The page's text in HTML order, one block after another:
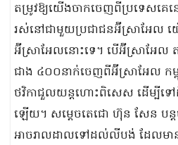
តម្រូវឱ្យយើងចាកចេញពីប្រទេសគេ
រស់នៅជាមួយប្រជាជនអ៊ីស្រាអែល
អ៊ីស្រាអែលនោះទេ។ បើអ៊ីស្រាអែល
ជាង ៤០០នាក់ចេញពីអ៊ីស្រាអែល ក
ថវិកាជួលយន្តហោះពិសេស ដើម្បីទ
ឡើយ។ សម្ដេចតេជោ ហ៊ុន សែន បន្ត
អាចរាលដាលទៅដល់លីបង់ ដែលម